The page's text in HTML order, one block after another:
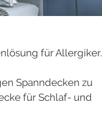
für Allergiker.
Spanndecken zu
für Schlaf- und